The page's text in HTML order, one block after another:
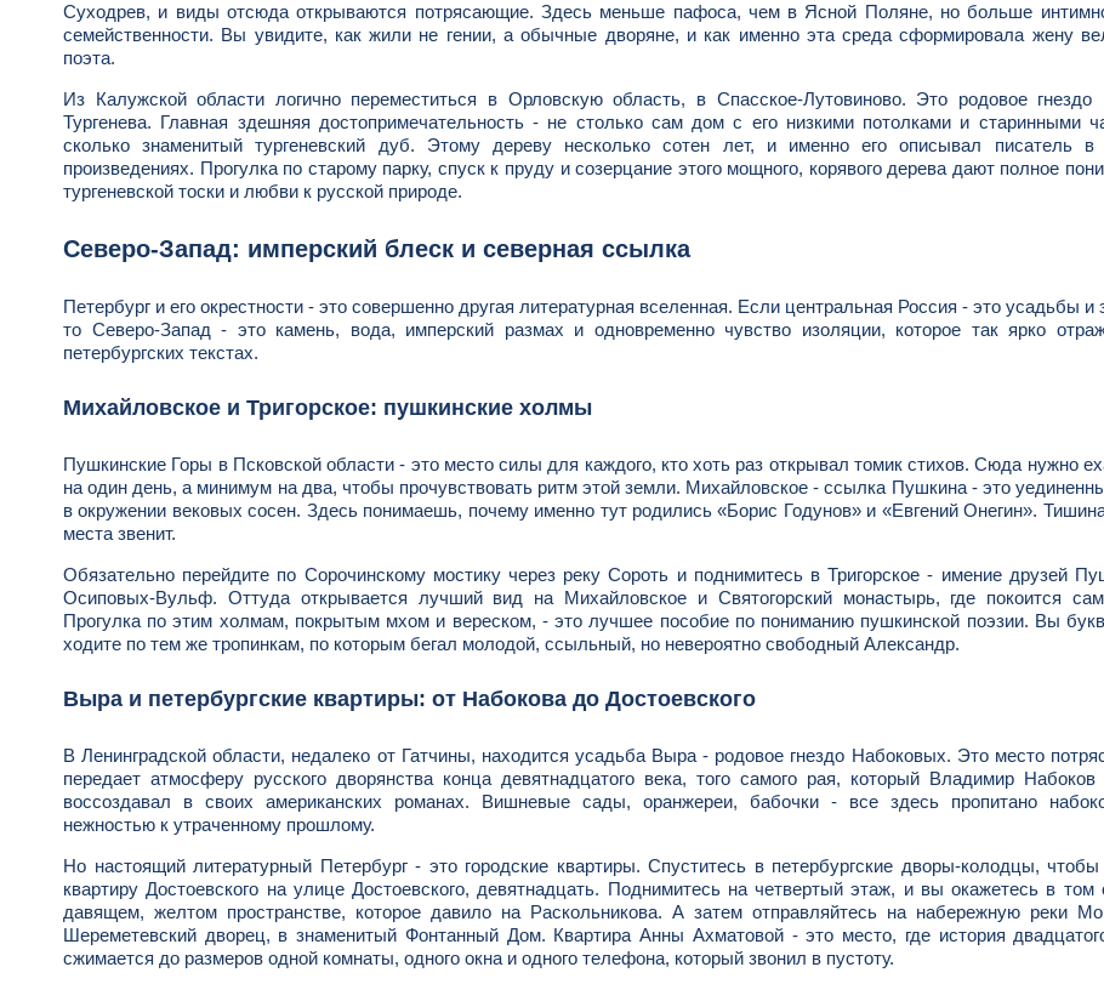
Суходрев, и виды отсюда открываются потрясающие. Здесь меньше пафоса, чем в Ясной Поляне, но больше
семейственности. Вы увидите, как жили не гении, а обычные дворяне, и как именно эта среда сформировала жену
поэта.
Из Калужской области логично переместиться в Орловскую область, в Спасское-Лутовиново. Это родовое гнездо
Тургенева. Главная здешняя достопримечательность - не столько сам дом с его низкими потолками и старинными
сколько знаменитый тургеневский дуб. Этому дереву несколько сотен лет, и именно его описывал писатель в
произведениях. Прогулка по старому парку, спуск к пруду и созерцание этого мощного, корявого дерева дают полное
тургеневской тоски и любви к русской природе.
Северо-Запад: имперский блеск и северная ссылка
Петербург и его окрестности - это совершенно другая литературная вселенная. Если центральная Россия - это усадьбы и
то Северо-Запад - это камень, вода, имперский размах и одновременно чувство изоляции, которое так ярко
петербургских текстах.
Михайловское и Тригорское: пушкинские холмы
Пушкинские Горы в Псковской области - это место силы для каждого, кто хоть раз открывал томик стихов. Сюда нужно
на один день, а минимум на два, чтобы прочувствовать ритм этой земли. Михайловское - ссылка Пушкина - это
в окружении вековых сосен. Здесь понимаешь, почему именно тут родились «Борис Годунов» и «Евгений Онегин».
места звенит.
Обязательно перейдите по Сорочинскому мостику через реку Сороть и поднимитесь в Тригорское - имение друзей
Осиповых-Вульф. Оттуда открывается лучший вид на Михайловское и Святогорский монастырь, где покоится
Прогулка по этим холмам, покрытым мхом и вереском, - это лучшее пособие по пониманию пушкинской поэзии. Вы
ходите по тем же тропинкам, по которым бегал молодой, ссыльный, но невероятно свободный Александр.
Выра и петербургские квартиры: от Набокова до Достоевского
В Ленинградской области, недалеко от Гатчины, находится усадьба Выра - родовое гнездо Набоковых. Это место
передает атмосферу русского дворянства конца девятнадцатого века, того самого рая, который Владимир Набоков
воссоздавал в своих американских романах. Вишневые сады, оранжереи, бабочки - все здесь пропитано
нежностью к утраченному прошлому.
Но настоящий литературный Петербург - это городские квартиры. Спуститесь в петербургские дворы-колодцы, чтобы
квартиру Достоевского на улице Достоевского, девятнадцать. Поднимитесь на четвертый этаж, и вы окажетесь в том
давящем, желтом пространстве, которое давило на Раскольникова. А затем отправляйтесь на набережную реки
Шереметевский дворец, в знаменитый Фонтанный Дом. Квартира Анны Ахматовой - это место, где история
сжимается до размеров одной комнаты, одного окна и одного телефона, который звонил в пустоту.